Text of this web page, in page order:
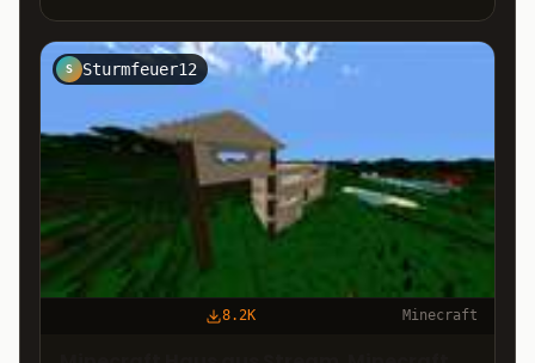
S Sturmfeuer12
8.2K Minecraft